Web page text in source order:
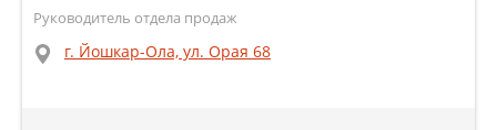
Руководитель отдела продаж
г. Йошкар-Ола, ул. Орая 68